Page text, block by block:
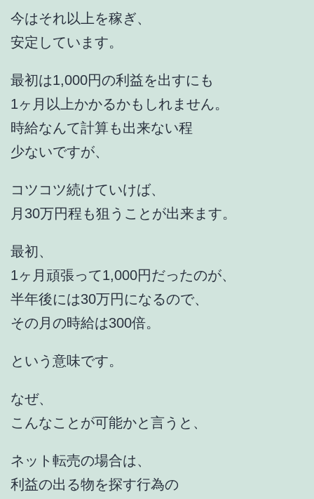
今はそれ以上を稼ぎ、
安定しています。
最初は1,000円の利益を出すにも
1ヶ月以上かかるかもしれません。
時給なんて計算も出来ない程
少ないですが、
コツコツ続けていけば、
月30万円程も狙うことが出来ます。
最初、
1ヶ月頑張って1,000円だったのが、
半年後には30万円になるので、
その月の時給は300倍。
という意味です。
なぜ、
こんなことが可能かと言うと、
ネット転売の場合は、
利益の出る物を探す行為の